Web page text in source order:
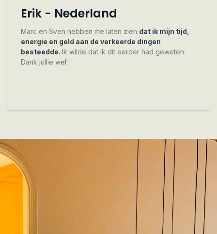
Erik - Nederland
Marc en Sven hebben me laten zien dat ik mijn tijd,
energie en geld aan de verkeerde dingen
besteedde. Ik wilde dat ik dit eerder had geweten.
Dank jullie wel!